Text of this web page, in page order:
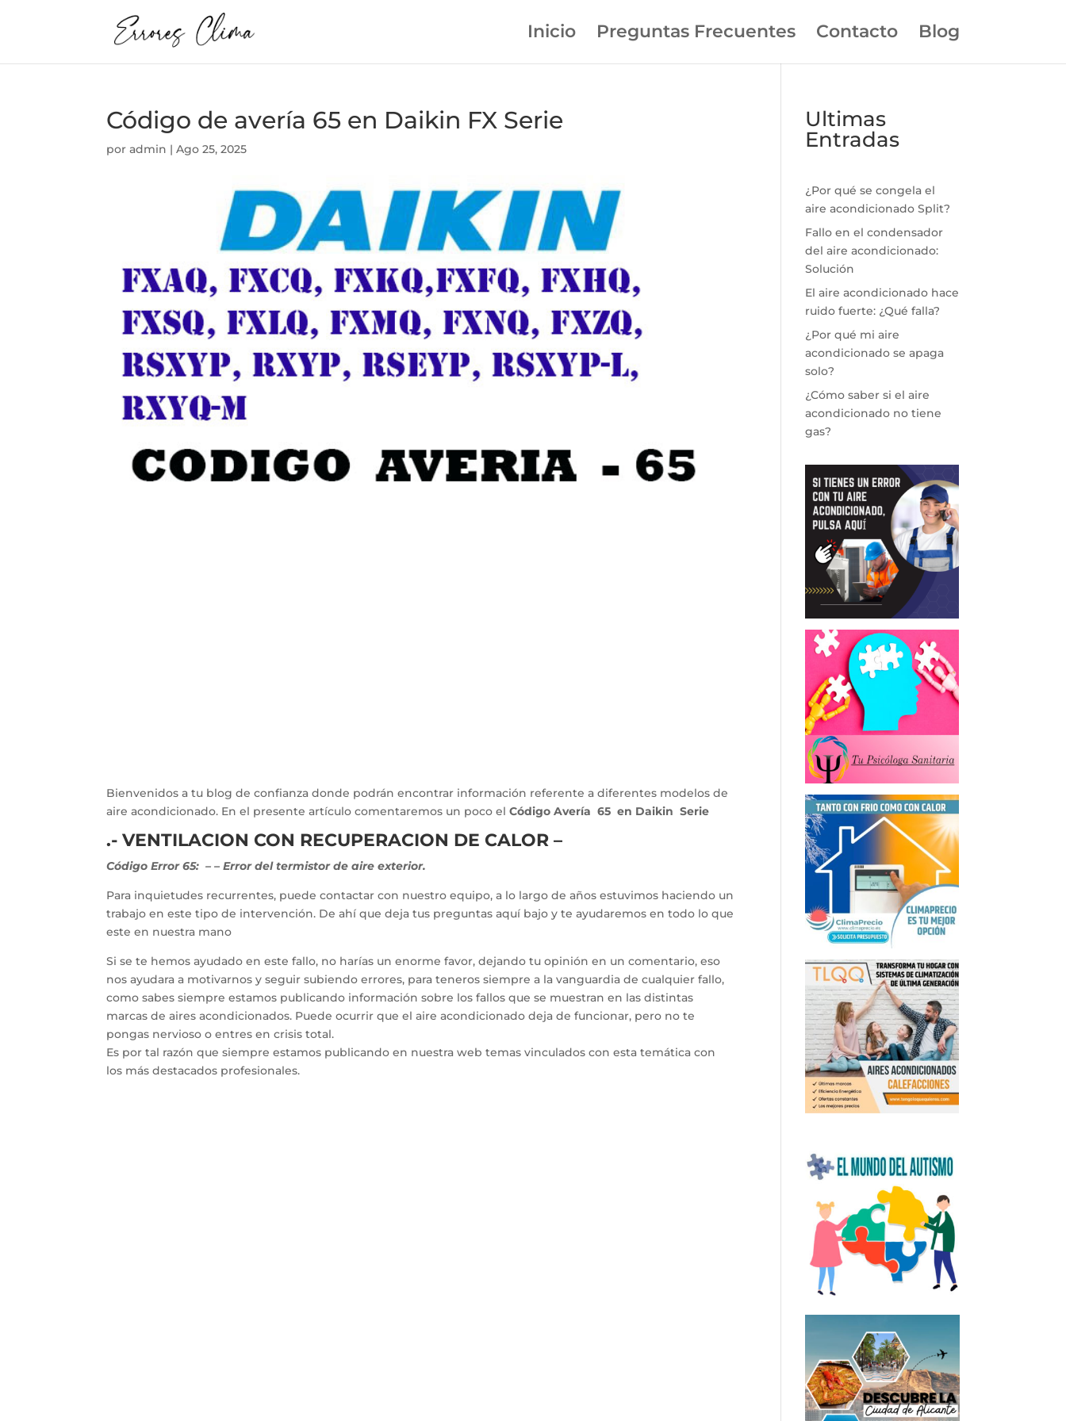
Inicio Preguntas Frecuentes Contacto Blog
Código de avería 65 en Daikin FX Serie
poradmin |Ago 25, 2025
Bienvenidos a tu blog de confianza donde podrán encontrar información referente a diferentes modelos de
aire acondicionado. En el presente artículo comentaremos un poco elCódigo Avería 65 en Daikin Serie
.- VENTILACION CON RECUPERACION DE CALOR –
Código Error 65: – – Error del termistor de aire exterior.
Para inquietudes recurrentes, puede contactar con nuestro equipo, a lo largo de años estuvimos haciendo un
trabajo en este tipo de intervención. De ahí que deja tus preguntas aquí bajo y te ayudaremos en todo lo que
este en nuestra mano
Si se te hemos ayudado en este fallo, no harías un enorme favor, dejando tu opinión en un comentario, eso
nos ayudara a motivarnos y seguir subiendo errores, para teneros siempre a la vanguardia de cualquier fallo,
como sabes siempre estamos publicando información sobre los fallos que se muestran en las distintas
marcas de aires acondicionados. Puede ocurrir que el aire acondicionado deja de funcionar, pero no te
pongas nervioso o entres en crisis total.
Es por tal razón que siempre estamos publicando en nuestra web temas vinculados con esta temática con
los más destacados profesionales.
Ultimas
Entradas
¿Por qué se congela el
aire acondicionado Split?
Fallo en el condensador
del aire acondicionado:
Solución
El aire acondicionado hace
ruido fuerte: ¿Qué falla?
¿Por qué mi aire
acondicionado se apaga
solo?
¿Cómo saber si el aire
acondicionado no tiene
gas?